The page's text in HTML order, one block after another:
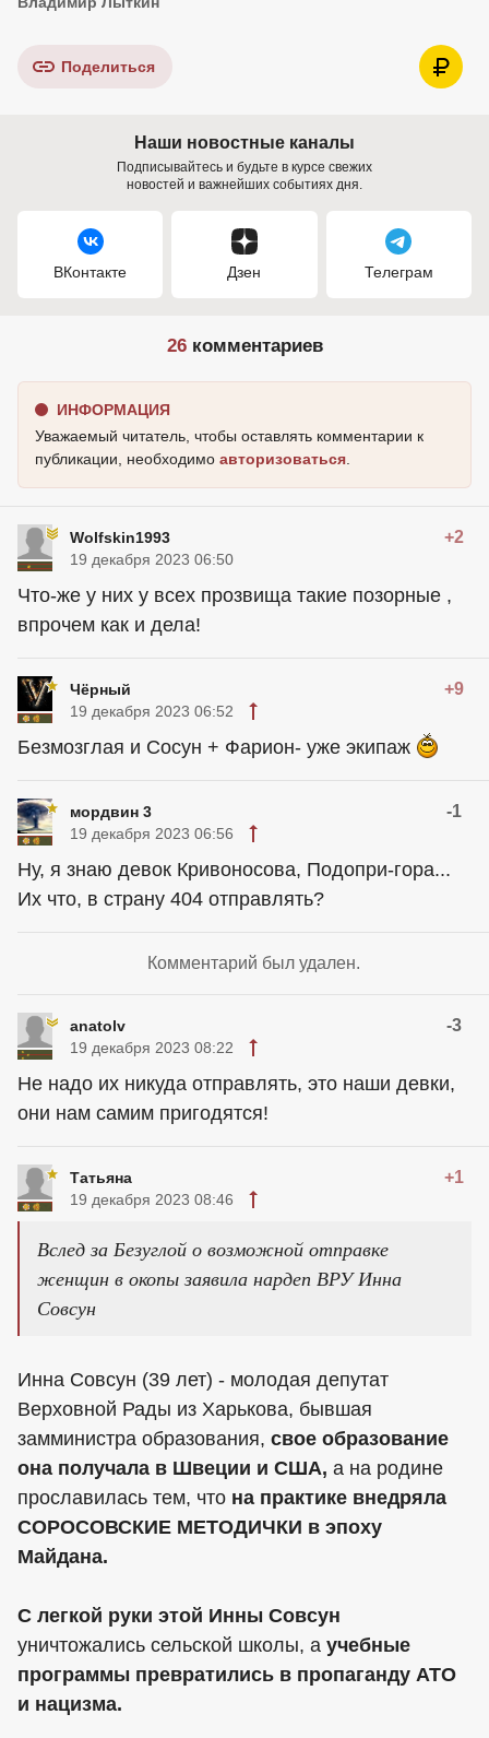
Поделиться
Наши новостные каналы
Подписывайтесь и будьте в курсе свежих
новостей и важнейших событиях дня.
ВКонтакте Дзен Телеграм
26комментариев
ИНФОРМАЦИЯ
Уважаемый читатель, чтобы оставлять комментарии к
публикации, необходимо авторизоваться
Wolfskin1993 +2
19 декабря 2023 06:50
Что-же у них у всех прозвища такие позорные ,
впрочем как и дела!
Чёрный +9
19 декабря 2023 06:52
Безмозглая и Сосун + Фарион- уже экипаж
мордвин 3 -1
19 декабря 2023 06:56
Ну, я знаю девок Кривоносова, Подопри-гора...
Их что, в страну 404 отправлять?
Комментарий был удален.
anatolv -3
19 декабря 2023 08:22
Не надо их никуда отправлять, это наши девки,
они нам самим пригодятся!
Татьяна +1
19 декабря 2023 08:46
Вслед за Безуглой о возможной отправке
женщин в окопы заявила нардеп ВРУ Инна
Совсун
Инна Совсун (39 лет) - молодая депутат
Верховной Рады из Харькова, бывшая
замминистра образования, свое образование
она получала в Швеции и США, а на родине
прославилась тем, что на практике внедряла
СОРОСОВСКИЕ МЕТОДИЧКИ в эпоху
Майдана.
С легкой руки этой Инны Совсун
уничтожались сельской школы, а учебные
программы превратились в пропаганду АТО
и нацизма.